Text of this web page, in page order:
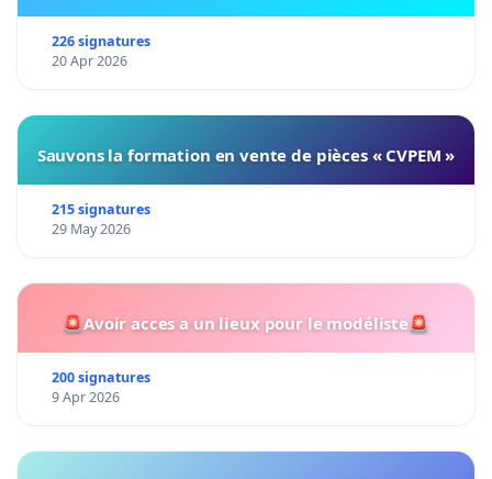
226 signatures
20 Apr 2026
Sauvons la formation en vente de pièces « CVPEM »
215 signatures
29 May 2026
🚨Avoir acces a un lieux pour le modéliste🚨
200 signatures
9 Apr 2026